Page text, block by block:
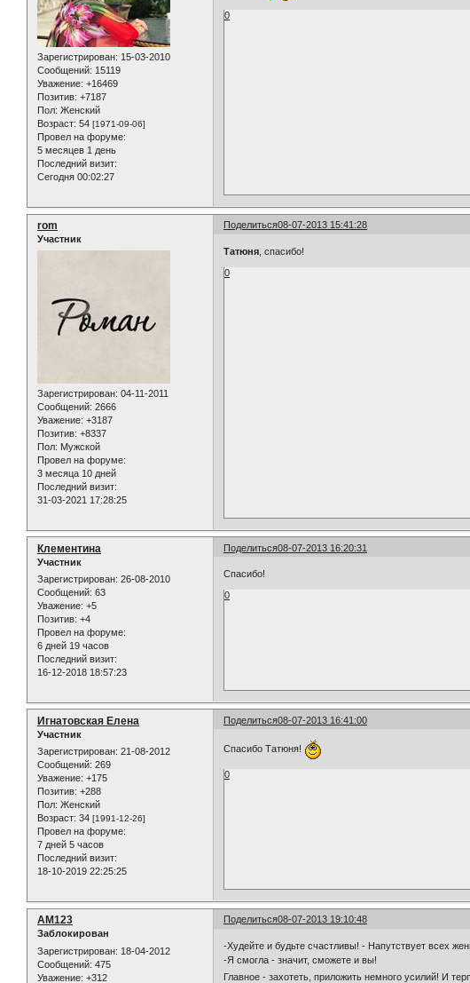
Зарегистрирован: 15-03-2010
Сообщений: 15119
Уважение: +16469
Позитив: +7187
Пол: Женский
Возраст: 54 [1971-09-06]
Провел на форуме:
5 месяцев 1 день
Последний визит:
Сегодня 00:02:27
0
Поделиться08-07-2013 15:41:28
rom
Участник
Зарегистрирован: 04-11-2011
Сообщений: 2666
Уважение: +3187
Позитив: +8337
Пол: Мужской
Провел на форуме:
3 месяца 10 дней
Последний визит:
31-03-2021 17:28:25
Татюня , спасибо!
0
Поделиться08-07-2013 16:20:31
Клементина
Участник
Зарегистрирован: 26-08-2010
Сообщений: 63
Уважение: +5
Позитив: +4
Провел на форуме:
6 дней 19 часов
Последний визит:
16-12-2018 18:57:23
Спасибо!
0
Поделиться08-07-2013 16:41:00
Игнатовская Елена
Участник
Зарегистрирован: 21-08-2012
Сообщений: 269
Уважение: +175
Позитив: +288
Пол: Женский
Возраст: 34 [1991-12-26]
Провел на форуме:
7 дней 5 часов
Последний визит:
18-10-2019 22:25:25
Спасибо Татюня!
0
Поделиться08-07-2013 19:10:48
AM123
Заблокирован
Зарегистрирован: 18-04-2012
Сообщений: 475
Уважение: +312
-Худейте и будьте счастливы! - Напутствует всех
-Я смогла - значит, сможете и вы!
Главное - захотеть, приложить немного усилий! И